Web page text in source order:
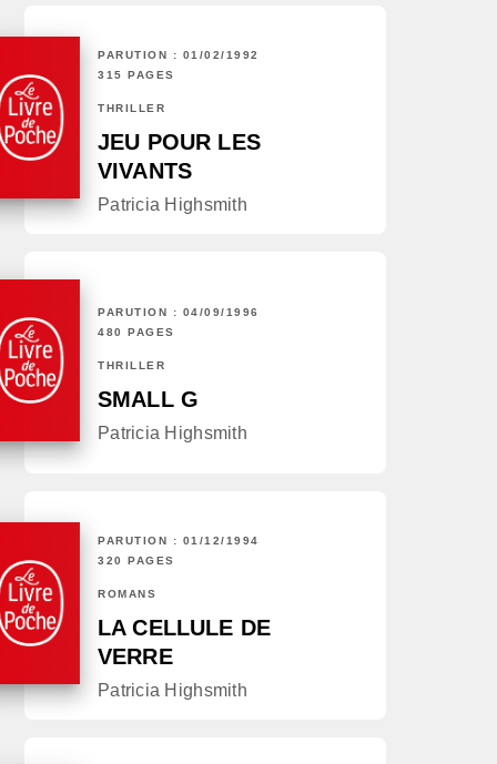
PARUTION : 01/02/1992
315 PAGES
THRILLER
JEU POUR LES
VIVANTS
Patricia Highsmith
PARUTION : 04/09/1996
480 PAGES
THRILLER
SMALL G
Patricia Highsmith
PARUTION : 01/12/1994
320 PAGES
ROMANS
LA CELLULE DE
VERRE
Patricia Highsmith